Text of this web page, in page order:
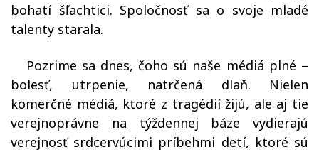
bohatí šľachtici. Spoločnosť sa o svoje mladé
talenty starala.
Pozrime sa dnes, čoho sú naše médiá plné –
bolesť, utrpenie, natrčená dlaň. Nielen
komerčné médiá, ktoré z tragédií žijú, ale aj tie
verejnoprávne na týždennej báze vydierajú
verejnosť srdcervúcimi príbehmi detí, ktoré sú